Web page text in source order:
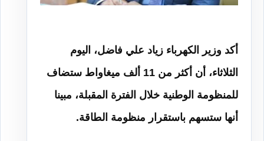
أكد وزير الكهرباء زياد علي فاضل، اليوم
الثلاثاء، أن أكثر من 11 ألف ميغاواط ستضاف
للمنظومة الوطنية خلال الفترة المقبلة، مبينا
أنها ستسهم باستقرار منظومة الطاقة.